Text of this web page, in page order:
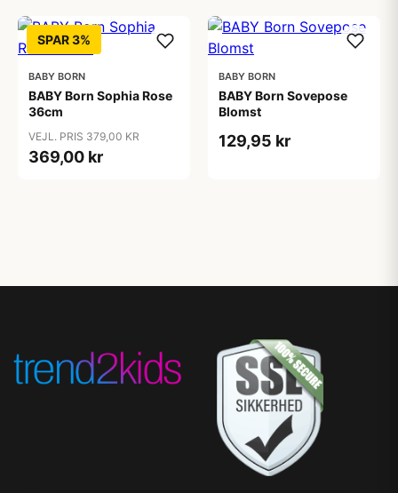
SPAR 3%
BABY BORN
BABY Born Sophia Rose
36cm
VEJL. PRIS 379,00 KR
369,00 kr
BABY BORN
BABY Born Sovepose
Blomst
129,95 kr